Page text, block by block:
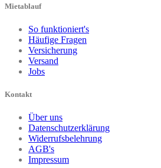
Mietablauf
So funktioniert's
Häufige Fragen
Versicherung
Versand
Jobs
Kontakt
Über uns
Datenschutzerklärung
Widerrufsbelehrung
AGB's
Impressum